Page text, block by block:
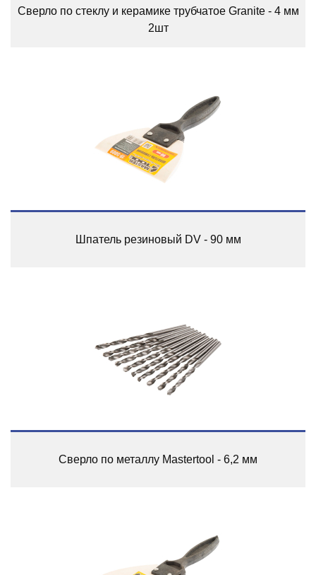
Сверло по стеклу и керамике трубчатое Granite - 4 мм
2шт
Шпатель резиновый DV - 90 мм
Сверло по металлу Mastertool - 6,2 мм